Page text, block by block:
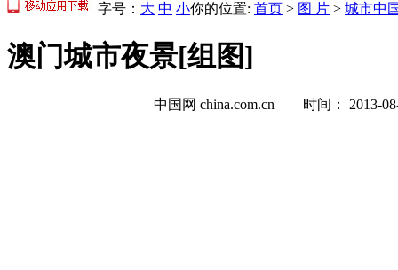
字号： 大 中 小你的位置: 首页 > 图 片 > 城市中
澳门城市夜景[组图]
中国网 china.com.cn 时间：